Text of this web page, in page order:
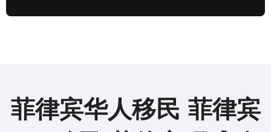
菲律宾华人移民 菲律宾